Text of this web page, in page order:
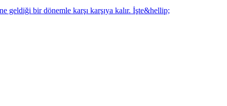
geldiği bir dönemle karşı karşıya kalır. İşte&hellip;